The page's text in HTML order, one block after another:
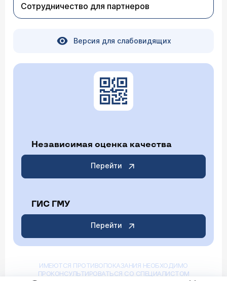
Сотрудничество для партнеров
Версия для слабовидящих
Независимая оценка качества
Перейти
ГИС ГМУ
Перейти
ИМЕЮТСЯ ПРОТИВОПОКАЗАНИЯ НЕОБХОДИМО
ПРОКОНСУЛЬТИРОВАТЬСЯ СО СПЕЦИАЛИСТОМ